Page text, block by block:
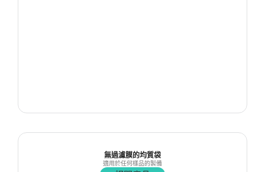
無過濾膜的均質袋
適用於任何樣品的製備